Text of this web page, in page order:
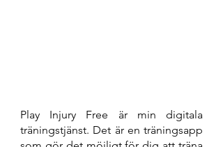
Play Injury Free är min digitala
träningstjänst. Det är en träningsapp